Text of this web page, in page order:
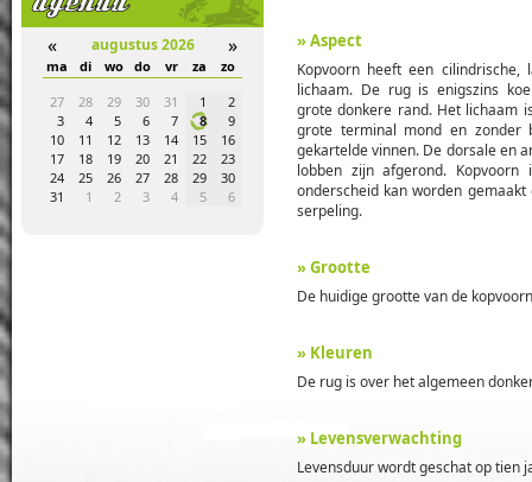
« augustus 2026 »
4
1
8
ma di wo do vr za
zo
27
28 29 30 31 1
2
3
4 5 6 7 8
9
10
11 12 13 14 15
16
17
18 19 20 21 22
23
24
25 26 27 28 29
30
31
1 2 3 4 5 6
wo do vr za
zo
3 5
6
9 10 11 12
13
16 17 18 19
20
23 24 25 26
27
30 2 3
4
7 8 9 10 11
ma di
wo
28
29
5
6
7
12
13
14
19
20
21
26
27
28
2
3 4
» Aspect
Kopvoorn heeft een cilindrische,
lichaam. De rug is enigszins
grote donkere rand. Het lichaam
grote terminal mond en zonder
gekartelde vinnen. De dorsale en
lobben zijn afgerond. Kopvoorn
onderscheid kan worden
serpeling.
» Grootte
De huidige grootte van de
» Kleuren
De rug is over het algemeen
» Levensverwachting
Levensduur wordt geschat op tien